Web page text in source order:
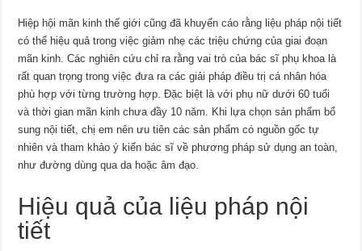
Hiệp hội mãn kinh thế giới cũng đã khuyến cáo rằng liệu pháp nội tiết
có thể hiệu quả trong việc giảm nhẹ các triệu chứng của giai đoạn
mãn kinh. Các nghiên cứu chỉ ra rằng vai trò của bác sĩ phụ khoa là
rất quan trọng trong việc đưa ra các giải pháp điều trị cá nhân hóa
phù hợp với từng trường hợp. Đặc biệt là với phụ nữ dưới 60 tuổi
và thời gian mãn kinh chưa đầy 10 năm. Khi lựa chọn sản phẩm bổ
sung nội tiết, chị em nên ưu tiên các sản phẩm có nguồn gốc tự
nhiên và tham khảo ý kiến bác sĩ về phương pháp sử dụng an toàn,
như đường dùng qua da hoặc âm đạo.
Hiệu quả của liệu pháp nội
tiết